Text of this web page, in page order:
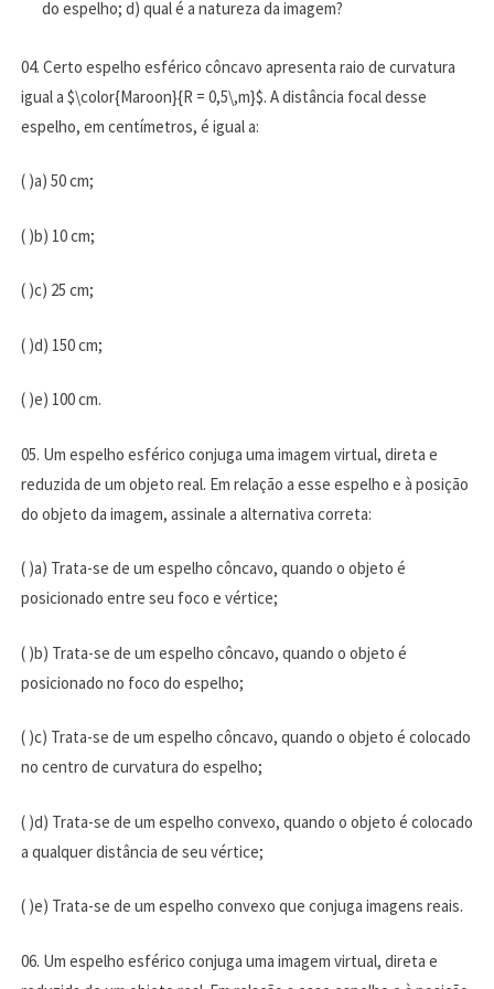
do espelho; d) qual é a natureza da imagem?
04. Certo espelho esférico côncavo apresenta raio de curvatura
igual a $\color{Maroon}{R = 0,5\,m}$. A distância focal desse
espelho, em centímetros, é igual a:
( )a) 50 cm;
( )b) 10 cm;
( )c) 25 cm;
( )d) 150 cm;
( )e) 100 cm.
05. Um espelho esférico conjuga uma imagem virtual, direta e
reduzida de um objeto real. Em relação a esse espelho e à posição
do objeto da imagem, assinale a alternativa correta:
( )a) Trata-se de um espelho côncavo, quando o objeto é
posicionado entre seu foco e vértice;
( )b) Trata-se de um espelho côncavo, quando o objeto é
posicionado no foco do espelho;
( )c) Trata-se de um espelho côncavo, quando o objeto é colocado
no centro de curvatura do espelho;
( )d) Trata-se de um espelho convexo, quando o objeto é colocado
a qualquer distância de seu vértice;
( )e) Trata-se de um espelho convexo que conjuga imagens reais.
06. Um espelho esférico conjuga uma imagem virtual, direta e